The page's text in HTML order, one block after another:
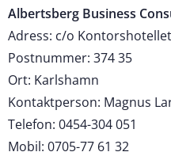
Albertsberg Business
Adress: c/o
Postnummer: 374 35
Ort: Karlshamn
Kontaktperson: Magnus
Telefon: 0454-304 051
Mobil: 0705-77 61 32